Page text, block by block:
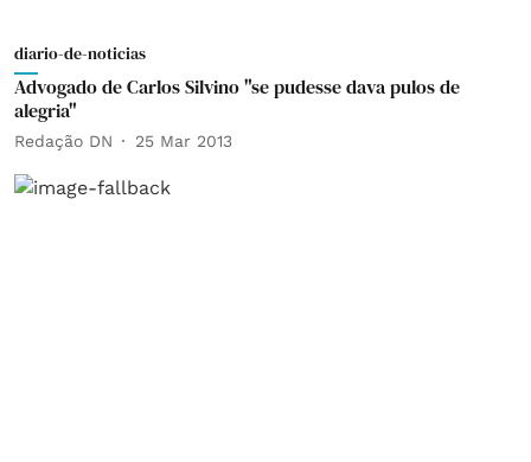
diario-de-noticias
Advogado de Carlos Silvino "se pudesse dava pulos de
alegria"
Redação DN 25 Mar 2013